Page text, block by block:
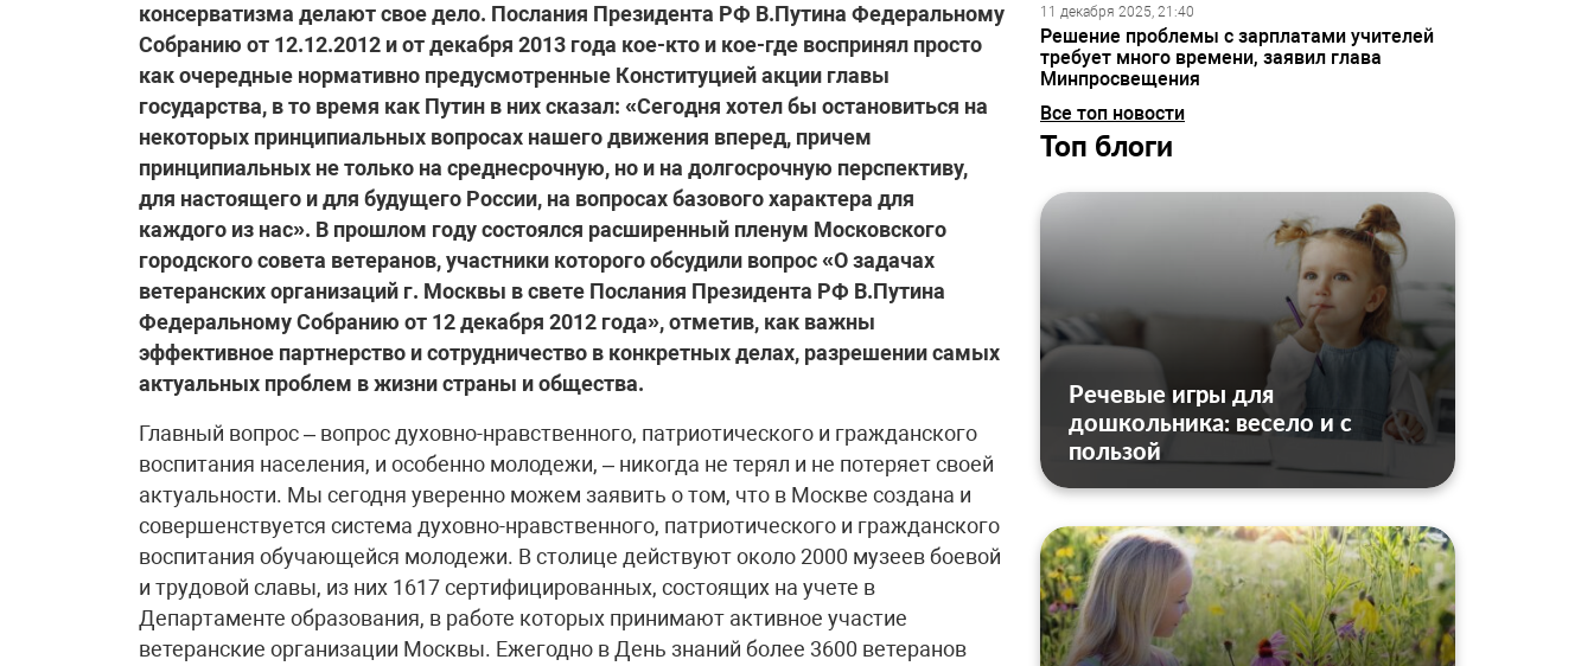
консерватизма делают свое дело. Послания Президента РФ В.Путина Федеральному
Собранию от 12.12.2012 и от декабря 2013 года кое-кто и кое-где воспринял просто
как очередные нормативно предусмотренные Конституцией акции главы
государства, в то время как Путин в них сказал: «Сегодня хотел бы остановиться на
некоторых принципиальных вопросах нашего движения вперед, причем
принципиальных не только на среднесрочную, но и на долгосрочную перспективу,
для настоящего и для будущего России, на вопросах базового характера для
каждого из нас». В прошлом году состоялся расширенный пленум Московского
городского совета ветеранов, участники которого обсудили вопрос «О задачах
ветеранских организаций г. Москвы в свете Послания Президента РФ В.Путина
Федеральному Собранию от 12 декабря 2012 года», отметив, как важны
эффективное партнерство и сотрудничество в конкретных делах, разрешении самых
актуальных проблем в жизни страны и общества.
Главный вопрос – вопрос духовно-нравственного, патриотического и гражданского воспитания населения, и особенно молодежи, – никогда не терял и не потеряет своей актуальности. Мы сегодня уверенно можем заявить о том, что в Москве создана и совершенствуется система духовно-нравственного, патриотического и гражданского воспитания обучающейся молодежи. В столице действуют около 2000 музеев боевой и трудовой славы, из них 1617 сертифицированных, состоящих на учете в Департаменте образования, в работе которых принимают активное участие ветеранские организации Москвы. Ежегодно в День знаний более 3600 ветеранов выступают перед учащейся молодежью, стали традицией уроки Мужества и встречи участников Великой Отечественной войны с учащимися во всех учебных заведениях, в детских конкурсах патриотического рисунка, проводимых ветеранскими организациями совместно с образовательными учреждениями, принимают участие тысячи учащихся.В дни празднования 65-й годовщины Победы советского народа в Великой Отечественной войне, 8-9 мая, в Москве были проведены более 1200 только общегородских мероприятий, в которых приняли участие свыше 5 млн человек, около половины из них составляла молодежь. Тысяча мероприятий, посвященных 70-летию контрнаступления под Москвой в 1941 году и годовщинам Сталинградской и Курской битв, более чем по 100 номинациям проведена в Москве, многими сотнями измеряются мероприятия, проводимые в округах, районах, в учебных заведениях, учреждениях, организациях и предприятиях столицы.По результатам опроса ВЦИОМ в июле 2013 года были сделаны такие выводы: 97% опрошенных москвичей гордятся историей России, 90% – культурой и искусством, 84% – российскими спортсменами, 76% – сильной армией, 61% – позицией России на международной арене, 60% – российской наукой и учеными. По опросам москвичей от 18 лет и старше в 2009 году к патриотам себя относили 84,1%, из них уважение к истории страны и памяти прошлых поколений было у 58,1%. За прошедший период этот показатель вырос на 39%. Выше всего гордость за победу советского народа в Великой Отечественной войне 1941-1945 годов, за развитие советской науки и технологий, позволивших человечеству выйти в космическое пространство, за высокие нравственные стандарты советской культуры, искусства и спорта. Мы считаем справедливым оценивать такой всплеск роста уважения к истории своей Родины москвичами как результат большой совместной работы Правительства Москвы, системы столичного образования, ветеранских организаций и других институтов гражданского общества по духовно-нравственному, патриотическому и гражданскому воспитанию населения столицы. 6 июня 2013 года в торжественной обстановке на Поклонной горе (что очень символично) дважды Герой Социалистического Труда, член Совета Федерации РФ, председатель МГСВ Владимир Долгих и министр Правительства Москвы, руководитель Департамента образования, доктор педагогических наук Исаак Калина подписали соглашение «О сотрудничестве и совместной деятельности в области патриотического, духовно-нравственного и гражданского воспитания обучающихся образовательных учреждений Москвы», к которому приложен комплексный план конкретных мероприятий по проведению этой работы, который по уровню содержания, целеустремленности и насыщенности вполне можно назвать программой.Соглашение предусматривает активизацию деятельности действующих и создание новых общественных советов при учебных заведениях, широкое участие общественности в их деятельности. В Москве уже давно существует практика, когда общественные советы при учебных заведениях создают приказами их первых руководителей, которые при этом обычно председателями этих советов в большинстве случаев не становятся. Состав советов подбирает руководство учебного заведения из людей, ему угодных и полезных. Роль таких советов очень невелика, они работают в совещательном режиме, зачастую формально, оказывая небольшое влияние на содержание и эффективность учебного и воспитательного процессов. Мы сейчас совместно разрабатываем новое положение «Об общественном совете учебного заведения». Председателем совета должен быть первый руководитель учебного заведения, в его состав должны входить представители педагогического коллектива, соответствующей территориальной ветеранской организации (обязательно), родительского актива, наиболее влиятельных общественных организаций, бизнес-сообщества, науки, культуры, спорта, военных, военизированных и силовых ведомств, правоохранительных органов, муниципальной власти, представители обучающейся молодежи. Учреждать совет может по-прежнему своим приказом руководитель учебного заведения, но советы не должны быть контролирующими, ревизирующими общественными органами, они призваны быть первыми и надежными помощниками руководства учебного заведения и его педагогического коллектива в проведении работы по духовно-нравственному, патриотическому и гражданскому воспитанию обучающихся.В проекте положения мы предусматриваем введение для учащихся и студентов старших классов и курсов факультативных зачетов по духовно-нравственной, патриотической и гражданской тематике. Ими могут быть сочинения на конкретную тему, рефераты, выступления в печати, на конференциях, семинарах, круглых столах, в клубах, участие в дискуссиях. Порядок, формы и методы проведения зачетов разработает само учебное заведение, сведет их в положение, которое утвердит на общественном совете.Мы считаем, что необходимо внести новое направление в нашей совместной работе – «Воспитание воспитателей». Для этого было бы полезно в каждом учебном заведении иметь специальный план или программу, которая бы предусматривала проведение семинаров, слушаний, лекций, полезных встреч для педагогического состава учебных заведений и ветеранского актива по духовно-нравственным, патриотическим и гражданским вопросам. Думаем, не реже одного раза в год в каждом учебном заведении должны проходить по этой тематике совместные научно-практические конференции, в которых бы на равных участвовали преподаватели, представители общественности и сами учащиеся. При этом учащиеся должны быть не просто слушателями, но и докладчиками, содокладчиками, выступающими. Такие мероприятия, которые нужно тщательно готовить в неторопливом режиме, были бы полезны не только учащимся, но и преподавателям, можно было бы создать из преподавателей и представителей общественности группы консультантов, которые помогали бы ребятам подготовиться к выступлению. Наверное, могла бы быть какая-то состязательность на право участия в такой конференции, как среди преподавателей, так и среди учащихся. Надо решительно изгонять из учебных заведений настроения, когда преподаватели-предметники считают, что заниматься духовно-нравственным и патриотическим воспитанием должны только гуманитарии, что это их удел. Пусть физик расскажет ребятам, какой вклад в Великую Победу внесли его коллеги-физики, а биолог – про биологов, пусть и математик скажет свое слово.В комплексе мероприятий по реализации принятого соглашения предусмотрено повышение уровня культурно-этического воспитания учащихся. Нам кажутся интересными предложения о том, чтобы учреждения культуры Москвы: государственные и частные театры, музеи, концертные организации, студии, вузы культурной ориентации, филармонические предприятия, творческие коллективы, консерватории и музыкальные училища, телекомпании, киностудии, газеты и журналы, научные учреждения и другие взяли шефство над школами. В Москве, мы надеемся, удастся развернуть движение «Культуру в школы!». В учебные заведения с добрым словом и наставлением должны прийти знатные ученые, деятели культуры, искусства, известные артисты, музыканты, кинематографисты, художники, поэты, писатели. Многие из них ныне стали ветеранами, им есть что рассказать молодежи и есть чему ее научить. Будет очень полезно по подобию уроков Мужества проводить в школах уроки этики, тут и у ветеранов, и у работников образования непочатый край работы.Мы рекомендуем учебным заведениям разработать, широко обсудить в среде обучающихся и в последующем принять нравственные, моральные или этические кодексы, хартии, уставы, заповеди (пусть каждый коллектив назовет по-своему). Важно, чтобы учащаяся молодежь не восприняла такие документы как обязаловку, спущенную сверху, а увидела в них собственное творение, чтобы эти общественно-нормативные акты базировались на славных исторически сложившихся в России нравственных и духовных ценностях.Страна готовится достойно отметить 70-ю годовщину Победы советского народа в Великой Отечественной войне 1941-1945 гг. Военно-патриотическое воспитание в это время приобретает особое значение, в нем важное место занимают музеи боевой и трудовой славы. Роль и влияние музеев в учебных заведениях надо значительно и ощутимо поднимать, сделать так, чтобы школьный музей боевой и трудовой славы стал постоянно действующей и совершенствующейся структурой учебного и воспитательного процессов. Мы приступили сейчас к разработке системы индикаторов оценки работы музеев учебных заведений. Разработка индикаторной системы не такое простое дело, как кажется на первый взгляд, здесь нужно содружество теоретиков и практиков, методистов и психологов, педагогов и общественности и обязательно самих обучающихся. Считаем, что важно сформировать своеобразную программу обязательной деятельности музеев, а уж она будет обогащаться местными творческими инициативами. Школьные музеи призваны стать своеобразными методическими центрами работы и педагогического коллектива, и общественности по воспитанию учащейся молодежи. В них должны быть необходимые материалы и пособия по духовно-нравственному, патриотическому и гражданскому воспитанию. При этом информационные массивы должны быть компьютеризированы, чтобы любой учитель или ученик за считанные минуты мог найти нужный ему материал. Музеи следует пополнить материалами по трудовому воспитанию, в редком музее сейчас встретишь экспозицию на тему «Учителя – ветераны нашей школы», да еще с отзывами бывших учащихся о своих любимых учителях, а ведь воспитательное значение такой экспозиции трудно пе
11 декабря 2025, 21:40
Решение проблемы с зарплатами учителей
требует много времени, заявил глава
Минпросвещения
Все топ новости
Топ блоги
Речевые игры для
дошкольника: весело и с
пользой